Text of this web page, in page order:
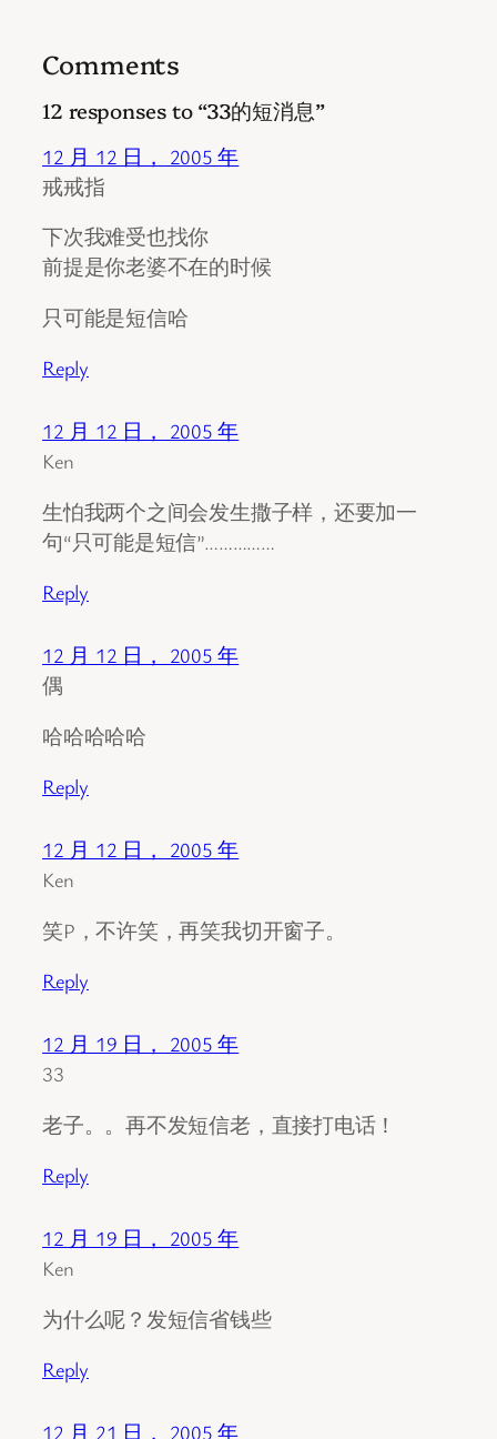
Comments
12 responses to “33的短消息”
12 月 12 日， 2005 年
戒戒指
下次我难受也找你
前提是你老婆不在的时候
只可能是短信哈
Reply
12 月 12 日， 2005 年
Ken
生怕我两个之间会发生撒子样，还要加一
句“只可能是短信”……………
Reply
12 月 12 日， 2005 年
偶
哈哈哈哈哈
Reply
12 月 12 日， 2005 年
Ken
笑P，不许笑，再笑我切开窗子。
Reply
12 月 19 日， 2005 年
33
老子。。再不发短信老，直接打电话！
Reply
12 月 19 日， 2005 年
Ken
为什么呢？发短信省钱些
Reply
12 月 21 日， 2005 年